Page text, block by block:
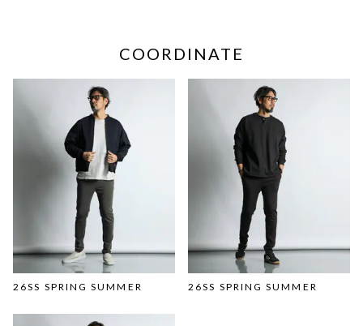
COORDINATE
26SS SPRING SUMMER 26SS SPRING SUMMER